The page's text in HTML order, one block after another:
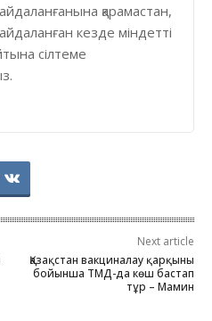
қарамастан,
кезде міндетті
сілтеме
Next article
Қазақстан вакциналау қарқыны
бойынша ТМД-да көш бастап
тұр – Мамин